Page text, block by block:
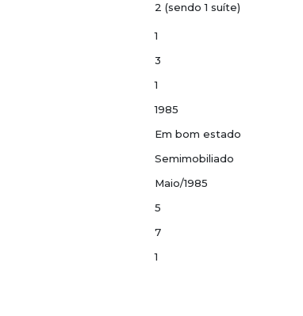
2 (sendo 1 suíte)
1
3
1
1985
Em bom estado
Semimobiliado
Maio/1985
5
7
1